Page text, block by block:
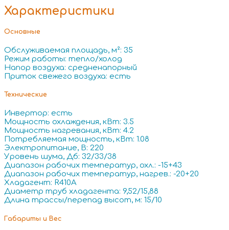
Характеристики
Основные
Обслуживаемая площадь, м²: 35
Режим работы: тепло/холод
Напор воздуха: средненапорный
Приток свежего воздуха: есть
Технические
Инвертор: есть
Мощность охлаждения, кВт: 3.5
Мощность нагревания, кВт: 4.2
Потребляемая мощность, кВт: 1.08
Электропитание, В: 220
Уровень шума, Дб: 32/33/38
Диапазон рабочих температур, охл.: -15+43
Диапазон рабочих температур, нагрев.: -20+20
Хладагент: R410A
Диаметр труб хладагента: 9,52/15,88
Длина трассы/перепад высот, м: 15/10
Габариты и Вес